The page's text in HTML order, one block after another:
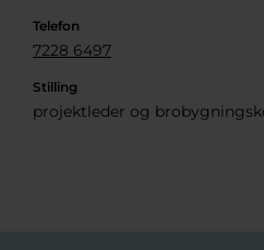
Telefon
7228 6497
Stilling
projektleder og